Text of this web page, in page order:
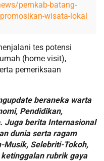
pemkab-batang-
wisata-lokal
tes potensi
(home visit),
pemeriksaan
beraneka warta
Pendidikan,
Juga berita Internasional
dunia serta ragam
Musik, Selebriti-Tokoh,
rubrik gaya